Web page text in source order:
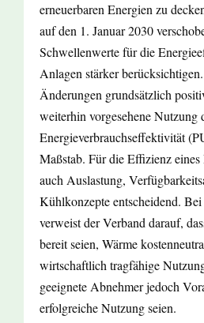
erneuerbaren Energien zu
auf den 1. Januar 2030
Schwellenwerte für die
Anlagen stärker
Änderungen grundsätzlich
weiterhin vorgesehene Nutzung
Energieverbrauchseffektivität
Maßstab. Für die Effizienz eines
auch Auslastung,
Kühlkonzepte entscheidend.
verweist der Verband darauf,
bereit seien, Wärme
wirtschaftlich tragfähige
geeignete Abnehmer jedoch
erfolgreiche Nutzung seien.